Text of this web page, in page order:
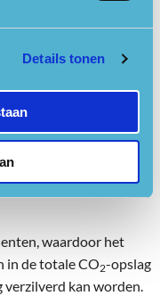
Details tonen
-opslag in
voor het bestaande
-opslag zou wel
er meer CO2
zal in een systeem
om CO2-uitstoot
waardoor het
in de totale CO2-opslag
verzilverd kan worden.